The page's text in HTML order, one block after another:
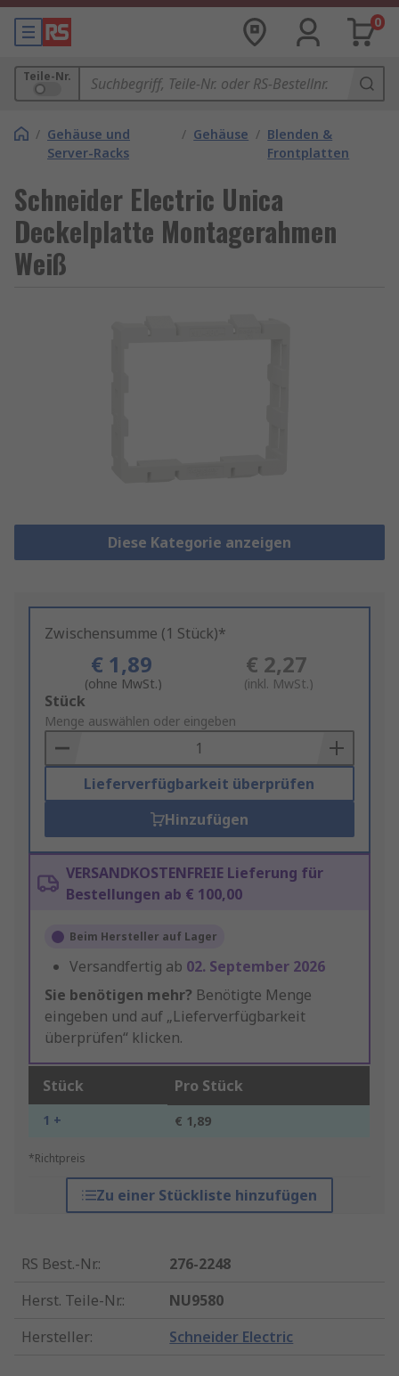
0
Teile-Nr.
/ Gehäuse und
Server-Racks
/ Gehäuse / Blenden &
Frontplatten
Schneider Electric Unica
Deckelplatte Montagerahmen
Weiß
Diese Kategorie anzeigen
Zwischensumme (1 Stück)*
€ 1,89
(ohne MwSt.)
€ 2,27
(inkl. MwSt.)
Add
to
Basket
Stück
Menge auswählen oder eingeben
Lieferverfügbarkeit überprüfen
Hinzufügen
VERSANDKOSTENFREIE Lieferung für
Bestellungen ab € 100,00
Beim Hersteller auf Lager
Versandfertig ab 02. September 2026
Sie benötigen mehr? Benötigte Menge
eingeben und auf „Lieferverfügbarkeit
überprüfen“ klicken.
Stück Pro Stück
1 + € 1,89
*Richtpreis
Zu einer Stückliste hinzufügen
RS Best.-Nr.:
276-2248
Herst. Teile-Nr.:
NU9580
Hersteller: Schneider Electric